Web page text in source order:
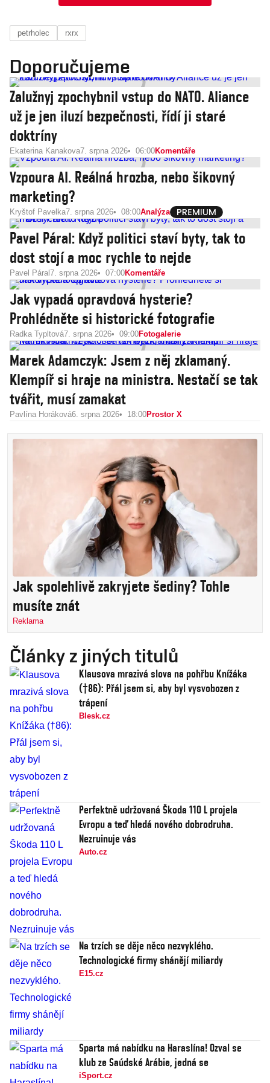
petrholec rxrx
Doporučujeme
Zalužnyj zpochybnil vstup do NATO. Aliance
už je jen iluzí bezpečnosti, řídí ji staré
doktríny
Ekaterina Kanakova7. srpna 2026 06:00Komentáře
Vzpoura AI. Reálná hrozba, nebo šikovný
marketing?
Kryštof Pavelka7. srpna 2026 08:00Analýza
Pavel Páral: Když politici staví byty, tak to
dost stojí a moc rychle to nejde
Pavel Páral 7. srpna 2026 07:00Komentáře
Jak vypadá opravdová hysterie?
Prohlédněte si historické fotografie
Radka Typltová7. srpna 2026 09:00Fotogalerie
Marek Adamczyk: Jsem z něj zklamaný.
Klempíř si hraje na ministra. Nestačí se tak
tvářit, musí zamakat
Pavlína Horáková6. srpna 2026 18:00Prostor X
Jak spolehlivě zakryjete šediny? Tohle
musíte znát
Reklama
Články z jiných titulů
Klausova mrazivá slova na pohřbu Knížáka
(†86): Přál jsem si, aby byl vysvobozen z
trápení
Blesk.cz
Perfektně udržovaná Škoda 110 L projela
Evropu a teď hledá nového dobrodruha.
Nezruinuje vás
Auto.cz
Na trzích se děje něco nezvyklého.
Technologické firmy shánějí miliardy
E15.cz
Sparta má nabídku na Haraslína! Ozval se
klub ze Saúdské Arábie, jedná se
iSport.cz